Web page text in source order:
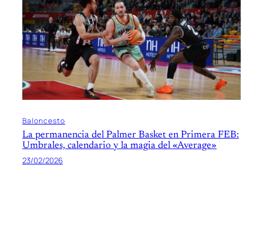
Baloncesto
La permanencia del Palmer Basket en Primera FEB:
Umbrales, calendario y la magia del «Average»
23/02/2026